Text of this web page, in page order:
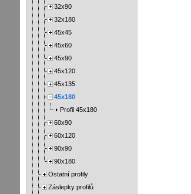
32x90
32x180
45x45
45x60
45x90
45x120
45x135
45x180
Profil 45x180
60x90
60x120
90x90
90x180
Ostatní profily
Záslepky profilů